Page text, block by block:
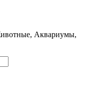
Аквариумы,